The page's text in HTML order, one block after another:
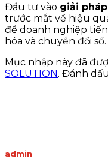
Đầu tư vào giải pháp
trước mắt về hiệu
để doanh nghiệp
hóa và chuyển đổi số.
Mục nhập này đã
SOLUTION. Đánh
admin